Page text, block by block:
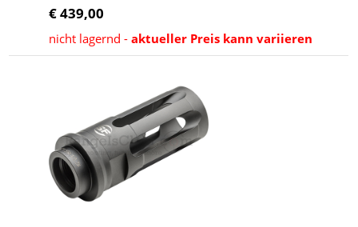
€ 439,00
nicht lagernd -aktueller Preis kann variieren